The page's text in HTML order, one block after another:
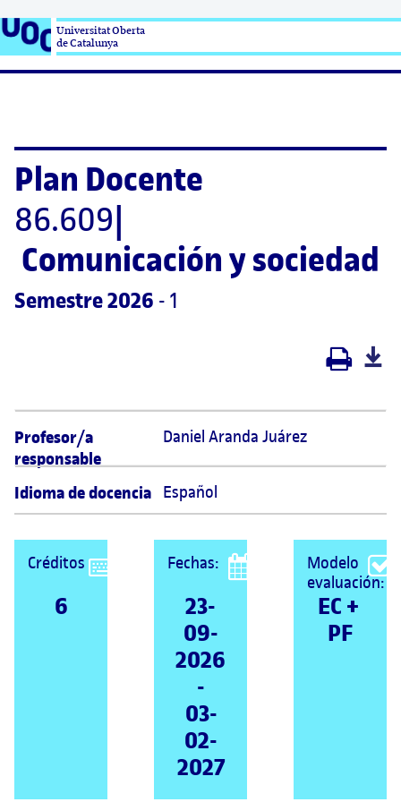
Universitat Oberta
de Catalunya
Plan Docente
86.609
Comunicación y sociedad
Semestre 2026 - 1
Profesor/a
responsable
Daniel Aranda Juárez
Idioma de docencia Español
Créditos
6
Fechas:
23-
09-
2026
-
03-
02-
2027
Modelo
evaluación:
EC +
PF